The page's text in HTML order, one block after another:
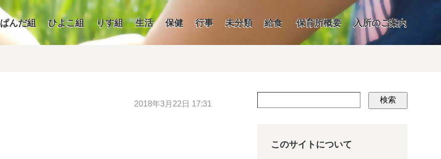
ぱんだ組 ひよこ組 りす組 生活 保健 行事 未分類 給食 保育所概要 入所のご案内
2018年3月22日 17:31 検索
このサイトについて